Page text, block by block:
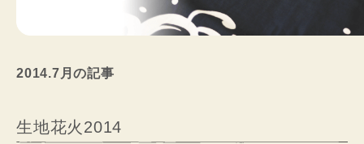
2014.7月の記事
生地花火2014